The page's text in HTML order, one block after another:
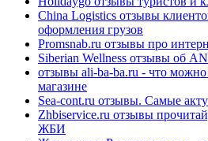
China Logistics отзывы
оформления грузов
Promsnab.ru отзывы про
Siberian Wellness отзывы об
отзывы ali-ba-ba.ru - что
магазине
Sea-cont.ru отзывы. Самые
Zhbiservice.ru отзывы
ЖБИ